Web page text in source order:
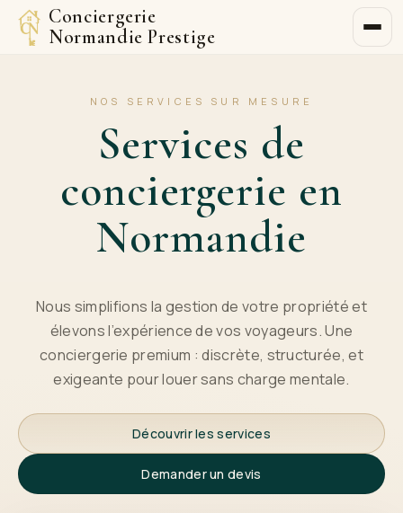
Conciergerie
Normandie Prestige
NOS SERVICES SUR MESURE
Services de
conciergerie en
Normandie
Nous simplifions la gestion de votre propriété et
élevons l’expérience de vos voyageurs. Une
conciergerie premium : discrète, structurée, et
exigeante pour louer sans charge mentale.
Découvrir les services
Demander un devis